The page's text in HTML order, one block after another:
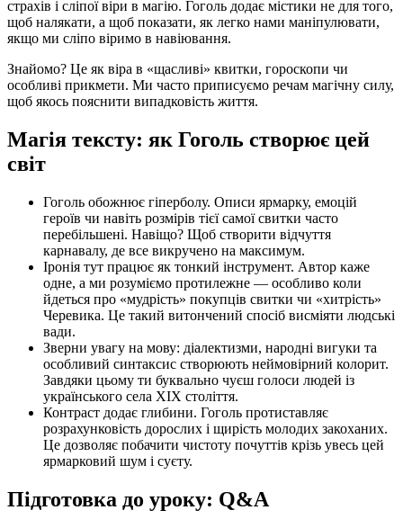
страхів і сліпої віри в магію. Гоголь додає містики не для того,
щоб налякати, а щоб показати, як легко нами маніпулювати,
якщо ми сліпо віримо в навіювання.
Знайомо? Це як віра в «щасливі» квитки, гороскопи чи
особливі прикмети. Ми часто приписуємо речам магічну силу,
щоб якось пояснити випадковість життя.
Магія тексту: як Гоголь створює цей
світ
Гоголь обожнює гіперболу. Описи ярмарку, емоцій
героїв чи навіть розмірів тієї самої свитки часто
перебільшені. Навіщо? Щоб створити відчуття
карнавалу, де все викручено на максимум.
Іронія тут працює як тонкий інструмент. Автор каже
одне, а ми розуміємо протилежне — особливо коли
йдеться про «мудрість» покупців свитки чи «хитрість»
Черевика. Це такий витончений спосіб висміяти людські
вади.
Зверни увагу на мову: діалектизми, народні вигуки та
особливий синтаксис створюють неймовірний колорит.
Завдяки цьому ти буквально чуєш голоси людей із
українського села XIX століття.
Контраст додає глибини. Гоголь протиставляє
розрахунковість дорослих і щирість молодих закоханих.
Це дозволяє побачити чистоту почуттів крізь увесь цей
ярмарковий шум і суєту.
Підготовка до уроку: Q&A